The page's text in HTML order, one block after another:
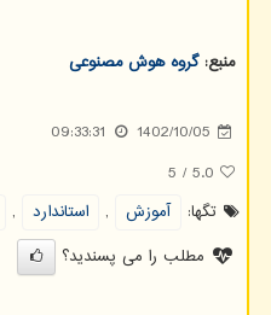
منبع:گروه هوش مصنوعی
1402/10/05
09:33:31
5.0
/
5
تگها:
آموزش , استاندارد ,
مطلب را می پسندید؟